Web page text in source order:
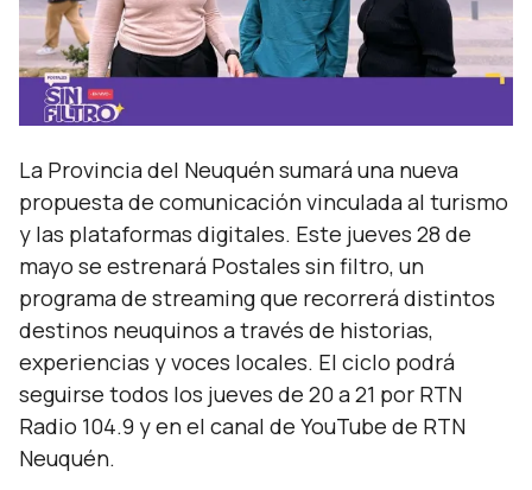
La Provincia del Neuquén sumará una nueva
propuesta de comunicación vinculada al turismo
y las plataformas digitales. Este jueves 28 de
mayo se estrenará Postales sin filtro, un
programa de streaming que recorrerá distintos
destinos neuquinos a través de historias,
experiencias y voces locales. El ciclo podrá
seguirse todos los jueves de 20 a 21 por RTN
Radio 104.9 y en el canal de YouTube de RTN
Neuquén.